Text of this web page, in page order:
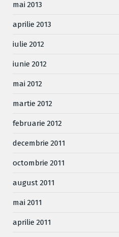
mai 2013
aprilie 2013
iulie 2012
iunie 2012
mai 2012
martie 2012
februarie 2012
decembrie 2011
octombrie 2011
august 2011
mai 2011
aprilie 2011